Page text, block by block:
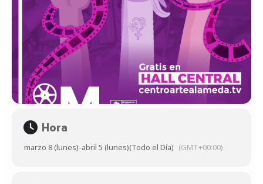
Hora
marzo 8 (lunes)-abril 5 (lunes)(Todo el Día) (GMT+00:00)